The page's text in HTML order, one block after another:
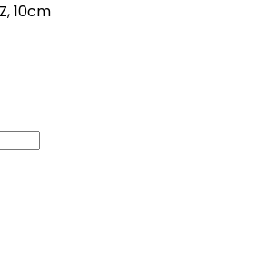
10cm